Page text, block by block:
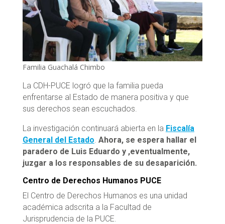
Familia Guachalá Chimbo
La CDH-PUCE logró que la familia pueda
enfrentarse al Estado de manera positiva y que
sus derechos sean escuchados.
La investigación continuará abierta en la Fiscalía
General del Estado Ahora, se espera hallar el
paradero de Luis Eduardo y ,eventualmente,
juzgar a los responsables de su desaparición.
Centro de Derechos Humanos PUCE
El Centro de Derechos Humanos es una unidad
académica adscrita a la Facultad de
Jurisprudencia de la PUCE.